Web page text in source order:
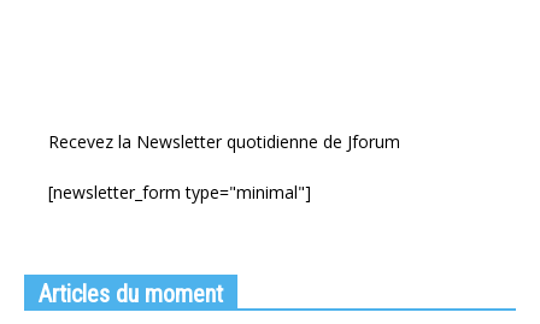
Recevez la Newsletter quotidienne de Jforum
[newsletter_form type="minimal"]
Articles du moment